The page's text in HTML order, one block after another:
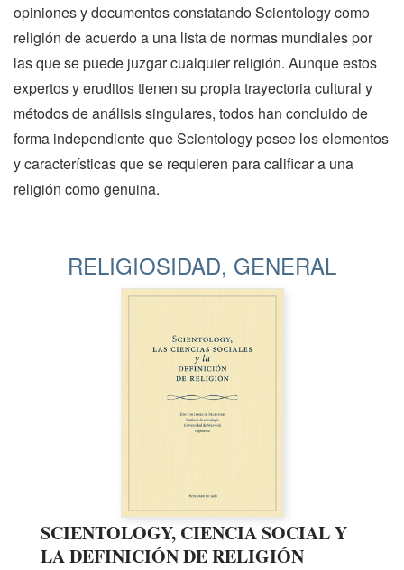
opiniones y documentos constatando Scientology como
religión de acuerdo a una lista de normas mundiales por
las que se puede juzgar cualquier religión. Aunque estos
expertos y eruditos tienen su propia trayectoria cultural y
métodos de análisis singulares, todos han concluido de
forma independiente que Scientology posee los elementos
y características que se requieren para calificar a una
religión como genuina.
RELIGIOSIDAD, GENERAL
SCIENTOLOGY, CIENCIA SOCIAL Y
LA DEFINICIÓN DE RELIGIÓN